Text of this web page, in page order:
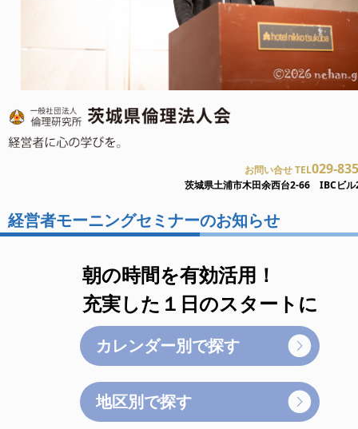
お問い合せ TEL029-
茨城県土浦市木田余西台2-66 IBCビル
経営者モーニングセミナーのお知らせ
朝の時間を有効活用！
充実した１日のスタートに
カレンダー別で探す
地区別で探す